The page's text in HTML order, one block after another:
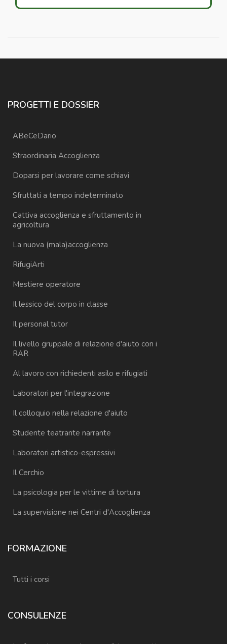
PROGETTI E DOSSIER
ABeCeDario
Straordinaria Accoglienza
Doparsi per lavorare come schiavi
Sfruttati a tempo indeterminato
Cattiva accoglienza e sfruttamento in
agricoltura
La nuova (mala)accoglienza
RifugiArti
Mestiere operatore
Il lessico del corpo in classe
Il personal tutor
Il livello gruppale di relazione d'aiuto con i
RAR
Al lavoro con richiedenti asilo e rifugiati
Laboratori per l'integrazione
Il colloquio nella relazione d'aiuto
Studente teatrante narrante
Laboratori artistico-espressivi
Il Cerchio
La psicologia per le vittime di tortura
La supervisione nei Centri d'Accoglienza
FORMAZIONE
Tutti i corsi
CONSULENZE